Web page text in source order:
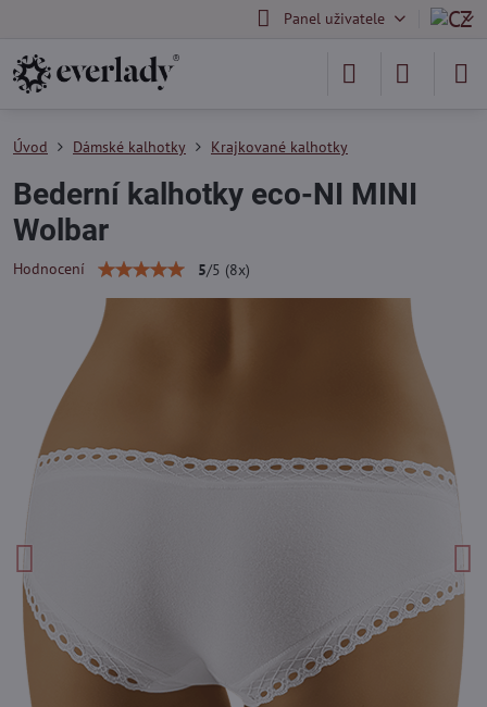
Panel uživatele
Úvod Dámské kalhotky Krajkované kalhotky
Bederní kalhotky eco-NI MINI
Wolbar
Hodnocení 5/5 (8x)